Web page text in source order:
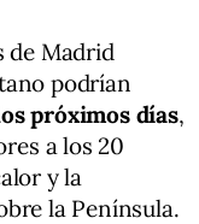
de Madrid
podrían
próximos días,
a los 20
y la
la Península.